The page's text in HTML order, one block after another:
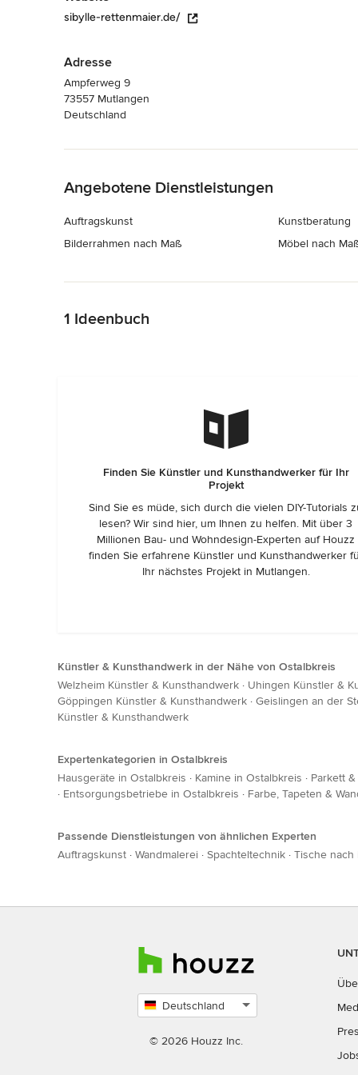
sibylle-rettenmaier.de/
Adresse
Ampferweg 9
73557 Mutlangen
Deutschland
Angebotene Dienstleistungen
Auftragskunst
Bilderrahmen nach Maß
Kunstberatung
Möbel nach
1 Ideenbuch
Finden Sie Künstler und Kunsthandwerker für Ihr
Projekt
Sind Sie es müde, sich durch die vielen DIY-Tutorials
lesen? Wir sind hier, um Ihnen zu helfen. Mit über 3
Millionen Bau- und Wohndesign-Experten auf Houzz
finden Sie erfahrene Künstler und Kunsthandwerker
Ihr nächstes Projekt in Mutlangen.
Künstler & Kunsthandwerk in der Nähe von Ostalbkreis
Welzheim Künstler & Kunsthandwerk · Uhingen Künstler &
Göppingen Künstler & Kunsthandwerk · Geislingen an der
Künstler & Kunsthandwerk
Expertenkategorien in Ostalbkreis
Hausgeräte in Ostalbkreis · Kamine in Ostalbkreis · Parkett
· Entsorgungsbetriebe in Ostalbkreis · Farbe, Tapeten &
Passende Dienstleistungen von ähnlichen Experten
Auftragskunst · Wandmalerei · Spachteltechnik · Tische nach
Deutschland
auswählen
© 2026 Houzz Inc.